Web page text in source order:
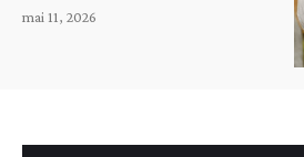
mai 11, 2026